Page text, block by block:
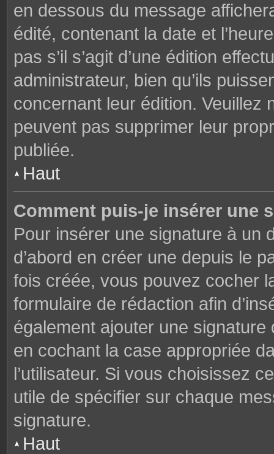
en dessous du message
édité, contenant la date et
pas s’il s’agit d’une édition
administrateur, bien qu’ils
concernant leur édition. Veuillez
peuvent pas supprimer leur
publiée.
Haut
Comment puis-je insérer une
Pour insérer une signature à un
d’abord en créer une depuis le
fois créée, vous pouvez cocher
formulaire de rédaction afin
également ajouter une
en cochant la case appropriée
l’utilisateur. Si vous choisissez
utile de spécifier sur chaque
signature.
Haut